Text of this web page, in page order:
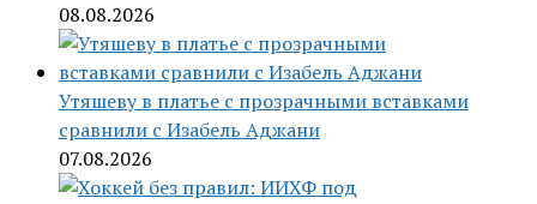
08.08.2026
Утяшеву в платье с прозрачными вставками
сравнили с Изабель Аджани
07.08.2026